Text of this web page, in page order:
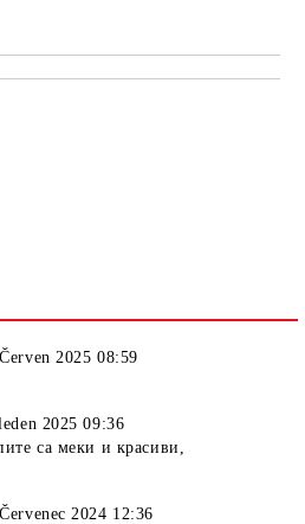
2025 08:59
2025 09:36
са меки и красиви,
2024 12:36